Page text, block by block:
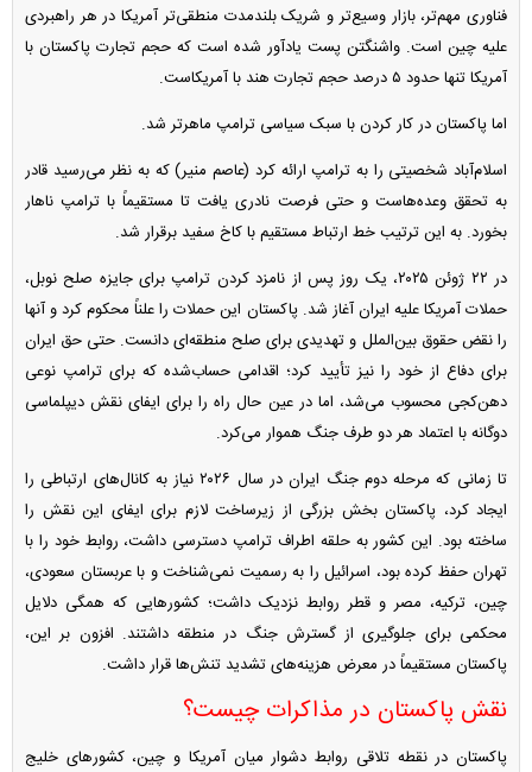
فناوری مهم‌تر، بازار وسیع‌تر و شریک بلندمدت منطقی‌تر آمریکا در هر راهبردی
علیه چین است. واشنگتن پست یادآور شده است که حجم تجارت پاکستان با
آمریکا تنها حدود ۵ درصد حجم تجارت هند با آمریکاست.
اما پاکستان در کار کردن با سبک سیاسی ترامپ ماهرتر شد.
اسلام‌آباد شخصیتی را به ترامپ ارائه کرد (عاصم منیر) که به نظر می‌رسید قادر
به تحقق وعده‌هاست و حتی فرصت نادری یافت تا مستقیماً با ترامپ ناهار
بخورد. به این ترتیب خط ارتباط مستقیم با کاخ سفید برقرار شد.
در ۲۲ ژوئن ۲۰۲۵، یک روز پس از نامزد کردن ترامپ برای جایزه صلح نوبل،
حملات آمریکا علیه ایران آغاز شد. پاکستان این حملات را علناً محکوم کرد و آنها
را نقض حقوق بین‌الملل و تهدیدی برای صلح منطقه‌ای دانست. حتی حق ایران
برای دفاع از خود را نیز تأیید کرد؛ اقدامی حساب‌شده که برای ترامپ نوعی
دهن‌کجی محسوب می‌شد، اما در عین حال راه را برای ایفای نقش دیپلماسی
دوگانه با اعتماد هر دو طرف جنگ هموار می‌کرد.
تا زمانی که مرحله دوم جنگ ایران در سال ۲۰۲۶ نیاز به کانال‌های ارتباطی را
ایجاد کرد، پاکستان بخش بزرگی از زیرساخت لازم برای ایفای این نقش را
ساخته بود. این کشور به حلقه اطراف ترامپ دسترسی داشت، روابط خود را با
تهران حفظ کرده بود، اسرائیل را به رسمیت نمی‌شناخت و با عربستان سعودی،
چین، ترکیه، مصر و قطر روابط نزدیک داشت؛ کشور‌هایی که همگی دلایل
محکمی برای جلوگیری از گسترش جنگ در منطقه داشتند. افزون بر این،
پاکستان مستقیماً در معرض هزینه‌های تشدید تنش‌ها قرار داشت.
نقش پاکستان در مذاکرات چیست؟
پاکستان در نقطه تلاقی روابط دشوار میان آمریکا و چین، کشور‌های خلیج